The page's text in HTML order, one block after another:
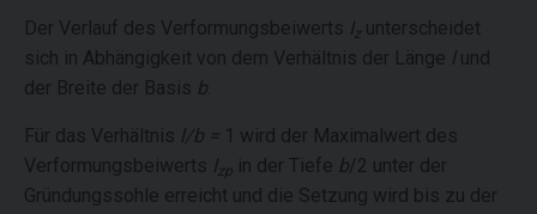
Der Verlauf des Verformungsbeiwerts Iz unterscheidet
sich in Abhängigkeit von dem Verhältnis der Länge lund
der Breite der Basis b
Für das Verhältnis l/b =
1 wird der Maximalwert des
Verformungsbeiwerts Izp in der Tiefe b/2 unter der
Gründungssohle erreicht und die Setzung wird bis zu der